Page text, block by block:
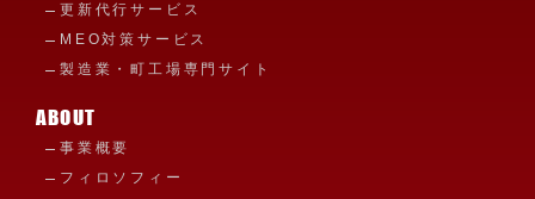
更新代行サービス
MEO対策サービス
製造業・町工場専門サイト
ABOUT
事業概要
フィロソフィー